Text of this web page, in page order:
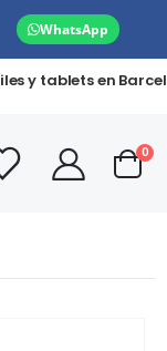
WhatsApp
y tablets en
Cart
0